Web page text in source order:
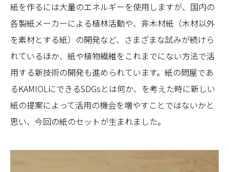
紙を作るには大量のエネルギーを使用しますが、国内の
各製紙メーカーによる植林活動や、非木材紙（木材以外
を素材とする紙）の開発など、さまざまな試みが続けら
れているほか、紙や植物繊維をこれまでにない方法で活
用する新技術の開発も進められています。紙の問屋であ
るKAMIOLにできるSDGsとは何か、を考えた時に新しい
紙の提案によって活用の機会を増やすことではないかと
思い、今回の紙のセットが生まれました。